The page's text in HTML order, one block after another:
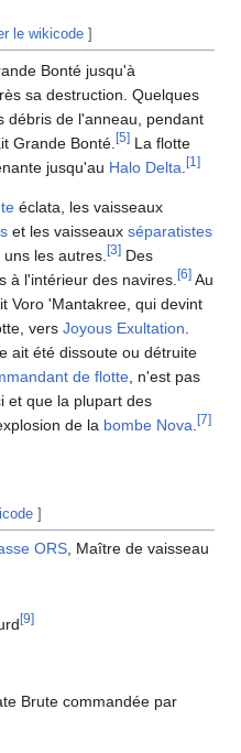
le wikicode ]
Bonté jusqu'à
sa destruction. Quelques
débris de l'anneau, pendant
Grande Bonté. [5] La flotte
jusqu'au Halo Delta [1 ]
éclata, les vaisseaux
et les vaisseaux séparatistes
les autres. [3] Des
à l'intérieur des navires. [6] Au
Voro 'Mantakree, qui devint
vers Joyous Exultation
ait été dissoute ou détruite
de flotte , n'est pas
et que la plupart des
de la bombe Nova [7]
]
ORS , Maître de vaisseau
[9]
Brute commandée par